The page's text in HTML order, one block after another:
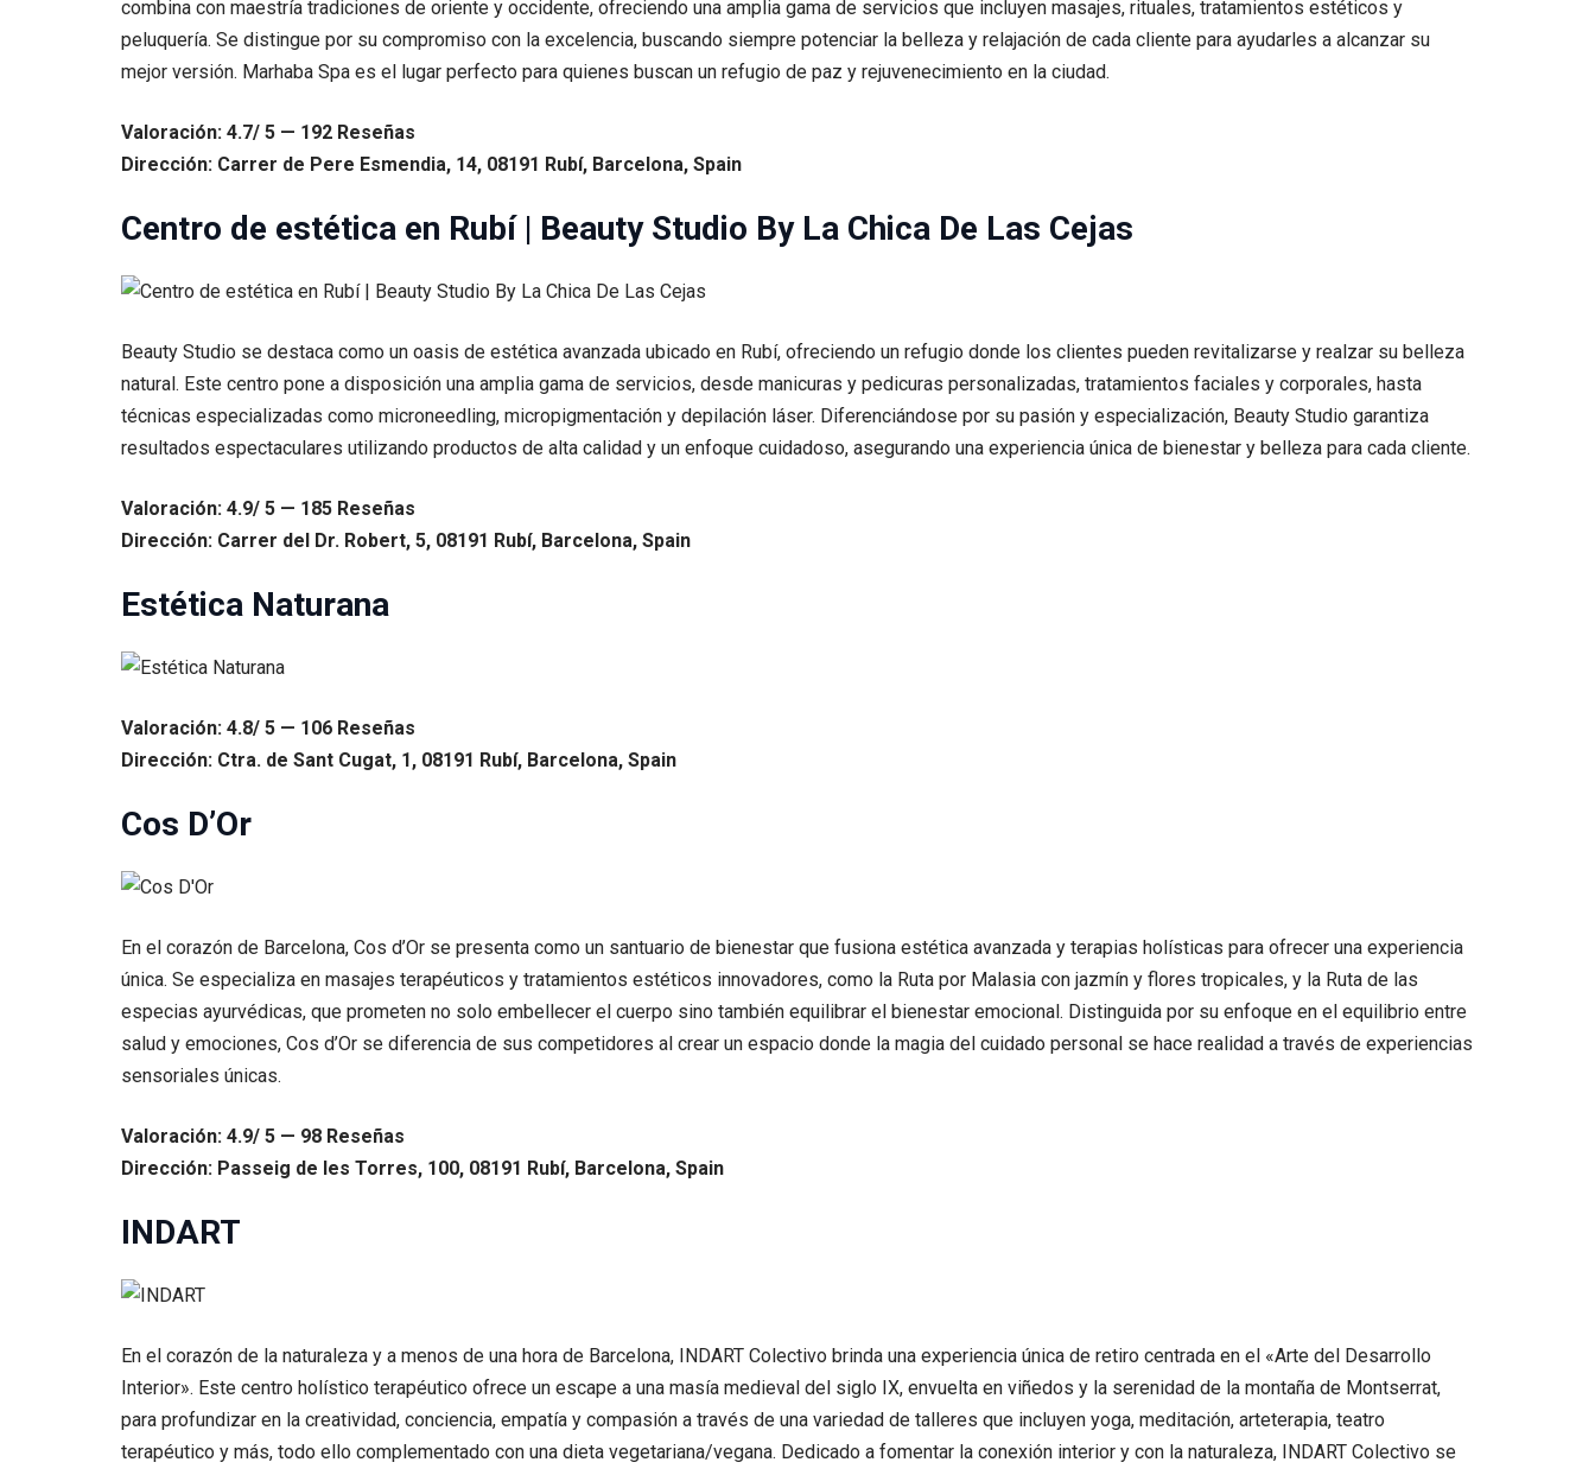
combina con maestría tradiciones de oriente y occidente, ofreciendo una amplia gama de servicios que incluyen masajes, rituales, tratamientos estéticos y
peluquería. Se distingue por su compromiso con la excelencia, buscando siempre potenciar la belleza y relajación de cada cliente para ayudarles a alcanzar su
mejor versión. Marhaba Spa es el lugar perfecto para quienes buscan un refugio de paz y rejuvenecimiento en la ciudad.
Valoración: 4.7/ 5 — 192 Reseñas
Dirección: Carrer de Pere Esmendia, 14, 08191 Rubí, Barcelona, Spain
Centro de estética en Rubí | Beauty Studio By La Chica De Las Cejas
Beauty Studio se destaca como un oasis de estética avanzada ubicado en Rubí, ofreciendo un refugio donde los clientes pueden revitalizarse y realzar su belleza
natural. Este centro pone a disposición una amplia gama de servicios, desde manicuras y pedicuras personalizadas, tratamientos faciales y corporales, hasta
técnicas especializadas como microneedling, micropigmentación y depilación láser. Diferenciándose por su pasión y especialización, Beauty Studio garantiza
resultados espectaculares utilizando productos de alta calidad y un enfoque cuidadoso, asegurando una experiencia única de bienestar y belleza para cada cliente.
Valoración: 4.9/ 5 — 185 Reseñas
Dirección: Carrer del Dr. Robert, 5, 08191 Rubí, Barcelona, Spain
Estética Naturana
Valoración: 4.8/ 5 — 106 Reseñas
Dirección: Ctra. de Sant Cugat, 1, 08191 Rubí, Barcelona, Spain
Cos D’Or
En el corazón de Barcelona, Cos d’Or se presenta como un santuario de bienestar que fusiona estética avanzada y terapias holísticas para ofrecer una experiencia
única. Se especializa en masajes terapéuticos y tratamientos estéticos innovadores, como la Ruta por Malasia con jazmín y flores tropicales, y la Ruta de las
especias ayurvédicas, que prometen no solo embellecer el cuerpo sino también equilibrar el bienestar emocional. Distinguida por su enfoque en el equilibrio entre
salud y emociones, Cos d’Or se diferencia de sus competidores al crear un espacio donde la magia del cuidado personal se hace realidad a través de experiencias
sensoriales únicas.
Valoración: 4.9/ 5 — 98 Reseñas
Dirección: Passeig de les Torres, 100, 08191 Rubí, Barcelona, Spain
INDART
En el corazón de la naturaleza y a menos de una hora de Barcelona, INDART Colectivo brinda una experiencia única de retiro centrada en el «Arte del Desarrollo
Interior». Este centro holístico terapéutico ofrece un escape a una masía medieval del siglo IX, envuelta en viñedos y la serenidad de la montaña de Montserrat,
para profundizar en la creatividad, conciencia, empatía y compasión a través de una variedad de talleres que incluyen yoga, meditación, arteterapia, teatro
terapéutico y más, todo ello complementado con una dieta vegetariana/vegana. Dedicado a fomentar la conexión interior y con la naturaleza, INDART Colectivo se